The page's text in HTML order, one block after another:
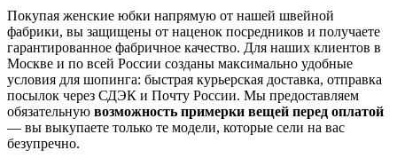
Покупая женские юбки напрямую от нашей швейной
фабрики, вы защищены от наценок посредников и получаете
гарантированное фабричное качество. Для наших клиентов в
Москве и по всей России созданы максимально удобные
условия для шопинга: быстрая курьерская доставка, отправка
посылок через СДЭК и Почту России. Мы предоставляем
обязательную возможность примерки вещей перед оплатой
— вы выкупаете только те модели, которые сели на вас
безупречно.